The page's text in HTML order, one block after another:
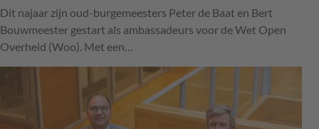
Dit najaar zijn oud-burgemeesters Peter de Baat en Bert
Bouwmeester gestart als ambassadeurs voor de Wet Open
Overheid (Woo). Met een…